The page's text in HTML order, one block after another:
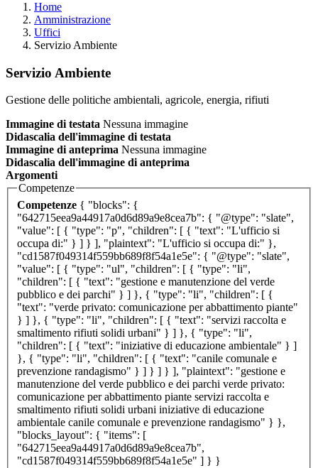
Home
Amministrazione
Uffici
Servizio Ambiente
Servizio Ambiente
Gestione delle politiche ambientali, agricole, energia, rifiuti
Immagine di testata Nessuna immagine
Didascalia dell'immagine di testata
Immagine di anteprima Nessuna immagine
Didascalia dell'immagine di anteprima
Argomenti
Competenze
Competenze { "blocks": {
"642715eea9a44917a0d6d89a9e8cea7b": { "@type": "slate",
"value": [ { "type": "p", "children": [ { "text": "L'ufficio si
occupa di:" } ] } ], "plaintext": "L'ufficio si occupa di:" },
"cd1587f049314f559bb689f8f54a1e5e": { "@type": "slate",
"value": [ { "type": "ul", "children": [ { "type": "li",
"children": [ { "text": "gestione e manutenzione del verde
pubblico e dei parchi" } ] }, { "type": "li", "children": [ {
"text": "verde privato: comunicazione per abbattimento piante"
} ] }, { "type": "li", "children": [ { "text": "servizi raccolta e
smaltimento rifiuti solidi urbani" } ] }, { "type": "li",
"children": [ { "text": "iniziative di educazione ambientale" } ]
}, { "type": "li", "children": [ { "text": "canile comunale e
prevenzione randagismo" } ] } ] } ], "plaintext": "gestione e
manutenzione del verde pubblico e dei parchi verde privato:
comunicazione per abbattimento piante servizi raccolta e
smaltimento rifiuti solidi urbani iniziative di educazione
ambientale canile comunale e prevenzione randagismo" } },
"blocks_layout": { "items": [
"642715eea9a44917a0d6d89a9e8cea7b",
"cd1587f049314f559bb689f8f54a1e5e" ] } }